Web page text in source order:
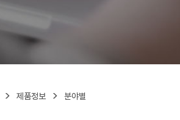
> 제품정보 > 분야별